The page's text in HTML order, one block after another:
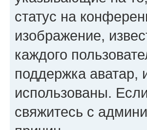
статус на
изображение,
каждого
поддержка аватар,
использованы.
свяжитесь с